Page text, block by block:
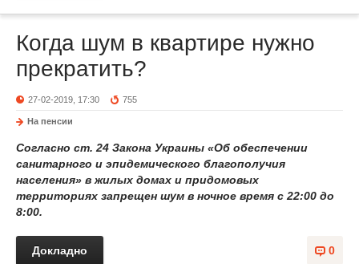
Когда шум в квартире нужно
прекратить?
27-02-2019, 17:30 755
На пенсии
Согласно ст. 24 Закона Украины «Об обеспечении
санитарного и эпидемического благополучия
населения» в жилых домах и придомовых
территориях запрещен шум в ночное время с 22:00 до
8:00.
0
Докладно